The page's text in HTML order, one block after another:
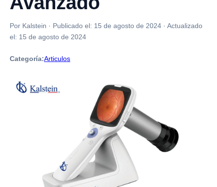
Por Kalstein · Publicado el: 15 de agosto de 2024 · Actualizado
el: 15 de agosto de 2024
Categoría:Articulos